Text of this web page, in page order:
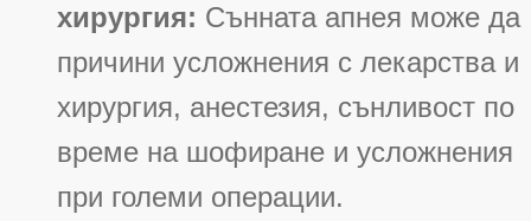
хирургия: Сънната апнея може да
причини усложнения с лекарства и
хирургия, анестезия, сънливост по
време на шофиране и усложнения
при големи операции.